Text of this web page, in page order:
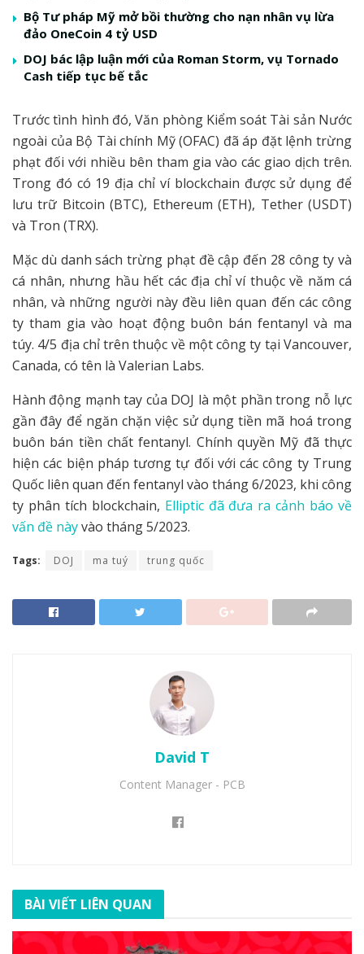
Bộ Tư pháp Mỹ mở bồi thường cho nạn nhân vụ lừa
đảo OneCoin 4 tỷ USD
DOJ bác lập luận mới của Roman Storm, vụ Tornado
Cash tiếp tục bế tắc
Trước tình hình đó, Văn phòng Kiểm soát Tài sản Nước
ngoài của Bộ Tài chính Mỹ (OFAC) đã áp đặt lệnh trừng
phạt đối với nhiều bên tham gia vào các giao dịch trên.
Trong đó có 19 địa chỉ ví blockchain được sử dụng để
lưu trữ Bitcoin (BTC), Ethereum (ETH), Tether (USDT)
và Tron (TRX).
Mặc dù danh sách trừng phạt đề cập đến 28 công ty và
cá nhân, nhưng hầu hết các địa chỉ ví thuộc về năm cá
nhân, và những người này đều liên quan đến các công
ty tham gia vào hoạt động buôn bán fentanyl và ma
túy. 4/5 địa chỉ trên thuộc về một công ty tại Vancouver,
Canada, có tên là Valerian Labs.
Hành động mạnh tay của DOJ là một phần trong nỗ lực
gần đây để ngăn chặn việc sử dụng tiền mã hoá trong
buôn bán tiền chất fentanyl. Chính quyền Mỹ đã thực
hiện các biện pháp tương tự đối với các công ty Trung
Quốc liên quan đến fentanyl vào tháng 6/2023, khi công
ty phân tích blockchain, Elliptic đã đưa ra cảnh báo về
vấn đề nàyvào tháng 5/2023.
Tags: DOJ ma tuý trung quốc
David T
Content Manager - PCB
BÀI VIẾT LIÊN QUAN